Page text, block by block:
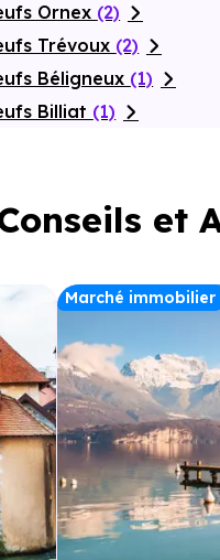
Ornex (2)
Trévoux (2)
Béligneux (1)
Billiat (1)
et
Marché immobilier